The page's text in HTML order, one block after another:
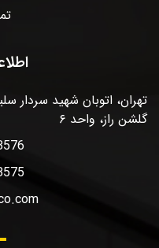
تهران، اتوبان شهید سردار
گلشن راز، واحد ۶